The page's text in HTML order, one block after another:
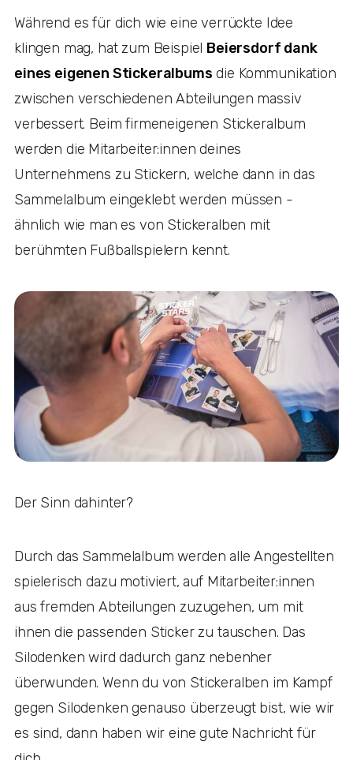
Während es für dich wie eine verrückte Idee
klingen mag, hat zum Beispiel Beiersdorf dank
eines eigenen Stickeralbums die Kommunikation
zwischen verschiedenen Abteilungen massiv
verbessert. Beim firmeneigenen Stickeralbum
werden die Mitarbeiter:innen deines
Unternehmens zu Stickern, welche dann in das
Sammelalbum eingeklebt werden müssen -
ähnlich wie man es von Stickeralben mit
berühmten Fußballspielern kennt.
Der Sinn dahinter?
Durch das Sammelalbum werden alle Angestellten
spielerisch dazu motiviert, auf Mitarbeiter:innen
aus fremden Abteilungen zuzugehen, um mit
ihnen die passenden Sticker zu tauschen. Das
Silodenken wird dadurch ganz nebenher
überwunden. Wenn du von Stickeralben im Kampf
gegen Silodenken genauso überzeugt bist, wie wir
es sind, dann haben wir eine gute Nachricht für